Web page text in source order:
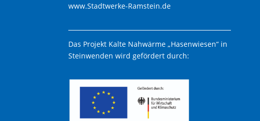
www.Stadtwerke-Ramstein.de
Das Projekt Kalte Nahwärme „Hasenwiesen“ in
Steinwenden wird gefördert durch: